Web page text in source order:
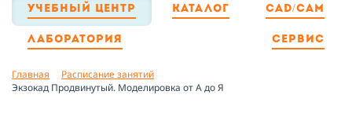
ИМЯ
УЧЕБНЫЙ ЦЕНТР КАТАЛОГ CAD/CAM
ЛАБОРАТОРИЯ СЕРВИС
Главная
Расписание занятий
Экзокад Продвинутый. Моделировка от А до Я